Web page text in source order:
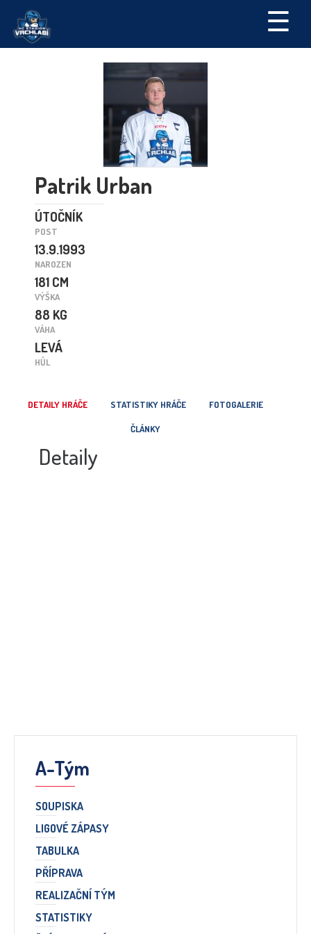
☰
Patrik Urban
ÚTOČNÍK
POST
13.9.1993
NAROZEN
181 CM
VÝŠKA
88 KG
VÁHA
LEVÁ
HŮL
DETAILY HRÁČE STATISTIKY HRÁČE FOTOGALERIE
ČLÁNKY
Detaily
A-Tým
SOUPISKA
LIGOVÉ ZÁPASY
TABULKA
PŘÍPRAVA
REALIZAČNÍ TÝM
STATISTIKY